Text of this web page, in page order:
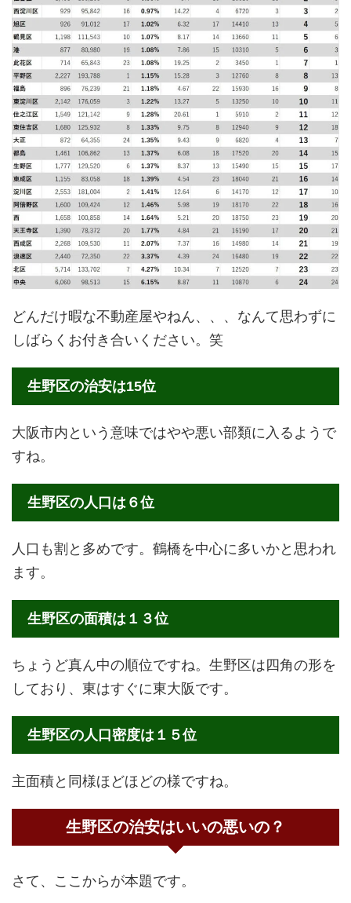
どんだけ暇な不動産屋やねん、、、なんて思わずに
しばらくお付き合いください。笑
生野区の治安は15位
大阪市内という意味ではやや悪い部類に入るようで
すね。
生野区の人口は６位
人口も割と多めです。鶴橋を中心に多いかと思われ
ます。
生野区の面積は１３位
ちょうど真ん中の順位ですね。生野区は四角の形を
しており、東はすぐに東大阪です。
生野区の人口密度は１５位
主面積と同様ほどほどの様ですね。
生野区の治安はいいの悪いの？
さて、ここからが本題です。